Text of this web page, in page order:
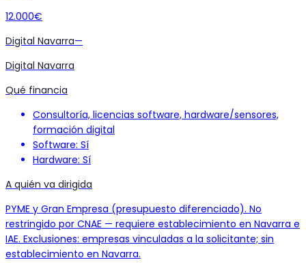
12.000€
Digital Navarra—
Digital Navarra
Qué financia
Consultoría, licencias software, hardware/sensores,
formación digital
Software: Sí
Hardware: Sí
A quién va dirigida
PYME y Gran Empresa (presupuesto diferenciado). No
restringido por CNAE — requiere establecimiento en Navarra e
IAE. Exclusiones: empresas vinculadas a la solicitante; sin
establecimiento en Navarra.